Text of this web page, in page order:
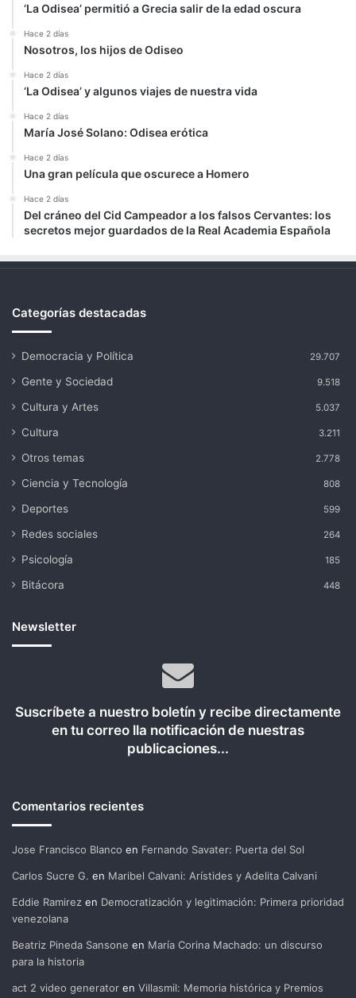
‘La Odisea’ permitió a Grecia salir de la edad oscura
Hace 2 días
Nosotros, los hijos de Odiseo
Hace 2 días
‘La Odisea’ y algunos viajes de nuestra vida
Hace 2 días
María José Solano: Odisea erótica
Hace 2 días
Una gran película que oscurece a Homero
Hace 2 días
Del cráneo del Cid Campeador a los falsos Cervantes: los
secretos mejor guardados de la Real Academia Española
Categorías destacadas
Democracia y Política 29.707
Gente y Sociedad 9.518
Cultura y Artes 5.037
Cultura 3.211
Otros temas 2.778
Ciencia y Tecnología 808
Deportes 599
Redes sociales 264
Psicología 185
Bitácora 448
Newsletter
Suscríbete a nuestro boletín y recibe directamente
en tu correo lla notificación de nuestras
publicaciones...
Comentarios recientes
Jose Francisco Blanco en Fernando Savater: Puerta del Sol
Carlos Sucre G. en Maribel Calvani: Arístides y Adelita Calvani
Eddie Ramirez en Democratización y legitimación: Primera prioridad
venezolana
Beatriz Pineda Sansone en María Corina Machado: un discurso
para la historia
act 2 video generator en Villasmil: Memoria histórica y Premios